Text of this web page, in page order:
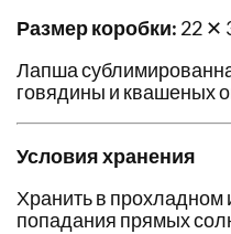
Размер коробки: 22 ✕
Лапша
говядины и квашеных
Условия хранения
Хранить в прохладном
попадания прямых